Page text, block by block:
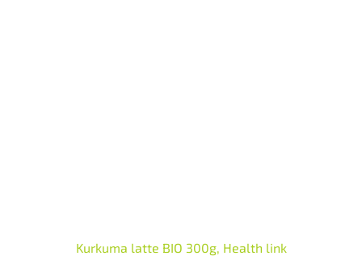
Kurkuma latte BIO 300g, Health link